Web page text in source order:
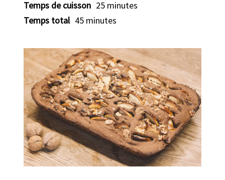
Temps de cuisson 25 minutes
Temps total 45 minutes